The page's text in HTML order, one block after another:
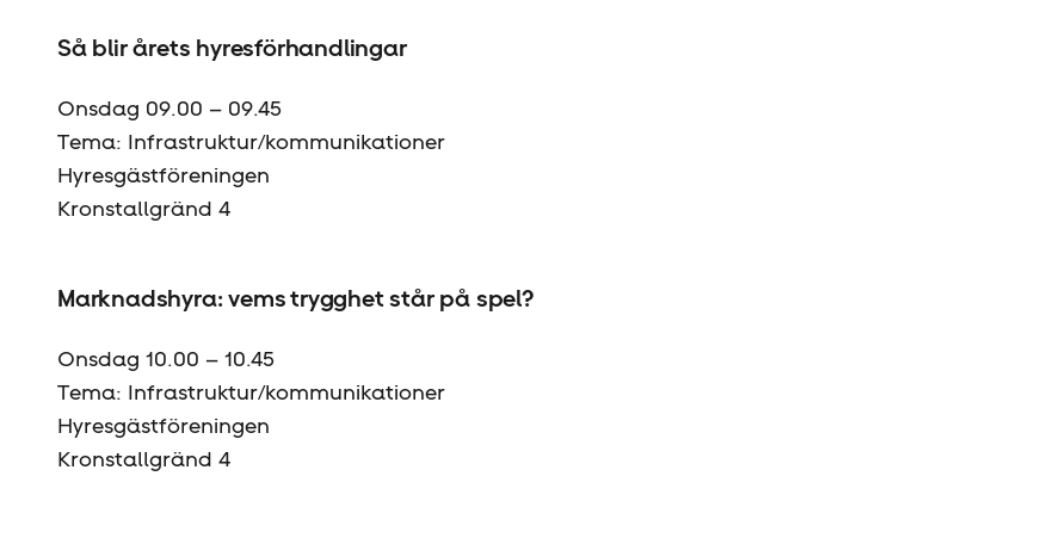
Så blir årets hyres­förhandlingar
Onsdag 09.00 – 09.45
Tema: Infrastruktur/kommunikationer
Hyresgäst­föreningen
Kronstallgränd 4
Marknadshyra: vems trygghet står på spel?
Onsdag 10.00 – 10.45
Tema: Infrastruktur/kommunikationer
Hyresgäst­föreningen
Kronstallgränd 4